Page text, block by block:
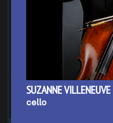
SUZANNE VILLENEUVE
cello